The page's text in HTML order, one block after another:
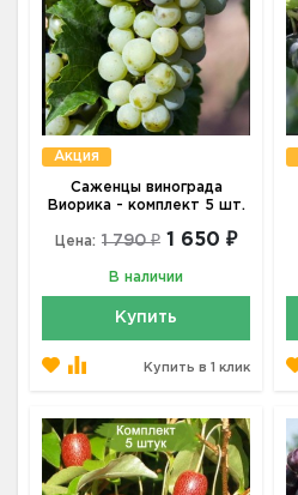
Акция
Саженцы винограда
Виорика - комплект 5 шт.
Цена: 1 790 ₽ 1 650 ₽
В наличии
Купить
Купить в 1 клик